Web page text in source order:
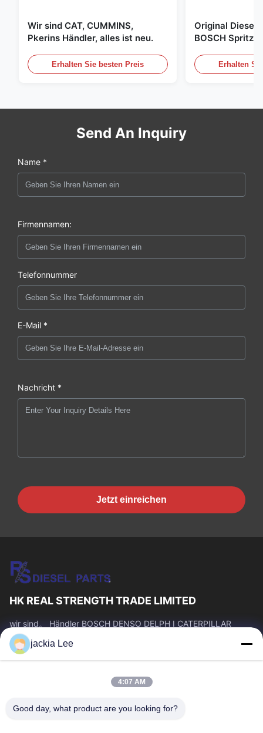
Wir sind CAT, CUMMINS,
Pkerins Händler, alles ist neu.
Erhalten Sie besten Preis
Original Diesel
BOSCH
Erhalten
Send An Inquiry
Name *
Firmennamen:
Telefonnummer
E-Mail *
Nachricht *
Jetzt einreichen
HK REAL STRENGTH TRADE LIMITED
wir sind。 Händler BOSCH DENSO DELPH I CATERPILLAR
VOLVO CUMMINS TOYOTA ISUZU Company whatsapp Zahl:
0086 159 2067 9523.
Schnelllinks
Produkte
Über Uns
Werksbesichtigung
jackia Lee
4:07 AM
Good day, what product are you looking for?